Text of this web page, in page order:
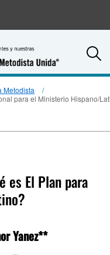
Metodista
para el Ministerio Hispano/
es El Plan para
Yanez**